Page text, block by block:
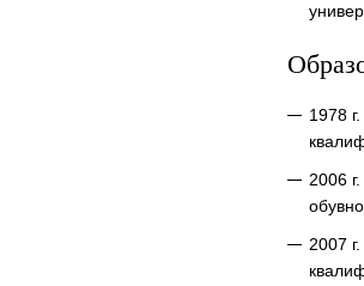
1978
2006
2007